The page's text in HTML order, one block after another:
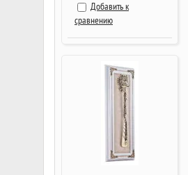
Добавить к
сравнению